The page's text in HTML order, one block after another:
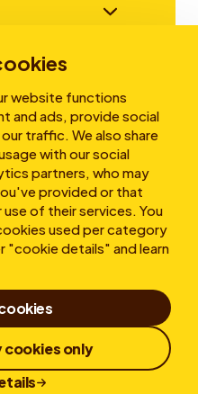
website functions
and ads, provide social
traffic. We also share
with our social
partners, who may
provided or that
of their services. You
used per category
"cookie details" and learn
cookies only
Privacy statement
Disclosure